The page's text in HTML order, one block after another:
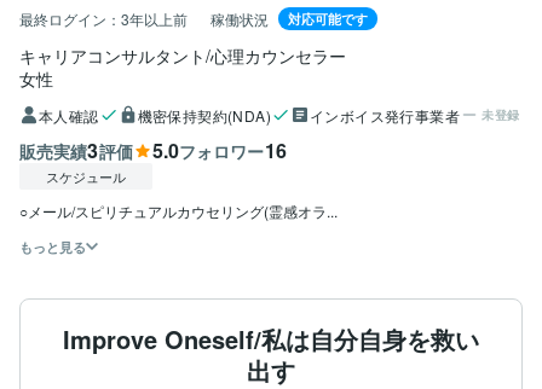
最終ログイン： 3年以上前 稼働状況 対応可能です
キャリアコンサルタント/心理カウンセラー
女性
本人確認 機密保持契約(NDA) インボイス発行事業者 未登録
販売実績3評価 5.0フォロワー16
スケジュール
○メール/スピリチュアルカウセリング(霊感オラ...
もっと見る
Improve Oneself/私は自分自身を救い
出す